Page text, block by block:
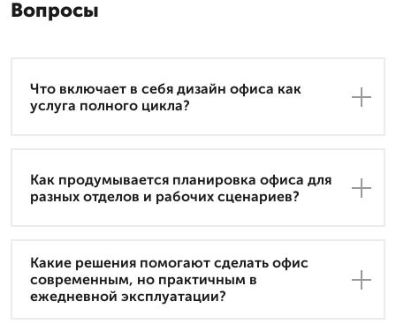
Вопросы
Что включает в себя дизайн офиса как
услуга полного цикла?
Как продумывается планировка офиса для
разных отделов и рабочих сценариев?
Какие решения помогают сделать офис
современным, но практичным в
ежедневной эксплуатации?